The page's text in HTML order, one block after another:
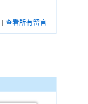
| 查看所有留言